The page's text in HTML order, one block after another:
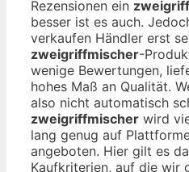
Rezensionen ein
besser ist es auch.
verkaufen Händler erst
zweigriffmischer-
wenige Bewertungen,
hohes Maß an Qualität.
also nicht automatisch
zweigriffmischer wird
lang genug auf
angeboten. Hier gilt es
Kaufkriterien, auf die wir